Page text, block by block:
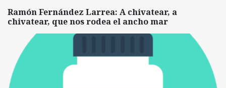
Ramón Fernández Larrea: A chivatear, a
chivatear, que nos rodea el ancho mar